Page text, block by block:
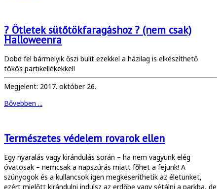
? Ötletek sütőtökfaragáshoz ? (nem csak)
Halloweenra
Dobd fel bármelyik őszi bulit ezekkel a házilag is elkészíthető
tökös partikellékekkel!
Megjelent: 2017. október 26.
Bővebben ...
Természetes védelem rovarok ellen
Egy nyaralás vagy kirándulás során – ha nem vagyunk elég
óvatosak – nemcsak a napszúrás miatt főhet a fejünk! A
szúnyogok és a kullancsok igen megkeseríthetik az életünket,
ezért mielőtt kirándulni indulsz az erdőbe vagy sétálni a parkba, de